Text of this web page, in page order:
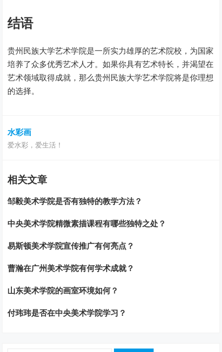
结语
贵州民族大学艺术学院是一所实力雄厚的艺术院校，为国家
培养了众多优秀艺术人才。如果你具有艺术特长，并渴望在
艺术领域取得成就，那么贵州民族大学艺术学院将是你理想
的选择。
水彩画
爱水彩，爱生活！
相关文章
邹毅美术学院是否有独特的教学方法？
中央美术学院精微素描课程有哪些独特之处？
易斯顿美术学院宣传推广有何亮点？
曹瀚在广州美术学院有何学术成就？
山东美术学院的画室环境如何？
付玮玮是否在中央美术学院学习？